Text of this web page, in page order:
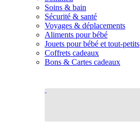
Soins & bain
Sécurité & santé
Voyages & déplacements
Aliments pour bébé
Jouets pour bébé et tout-petits
Coffrets cadeaux
Bons & Cartes cadeaux